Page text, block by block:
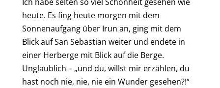
heute. Es fing heute morgen mit dem
Sonnenaufgang über Irun an, ging mit dem
Blick auf San Sebastian weiter und endete in
einer Herberge mit Blick auf die Berge.
Unglaublich – „und du, willst mir erzählen, du
hast noch nie, nie, nie ein Wunder gesehen?!“